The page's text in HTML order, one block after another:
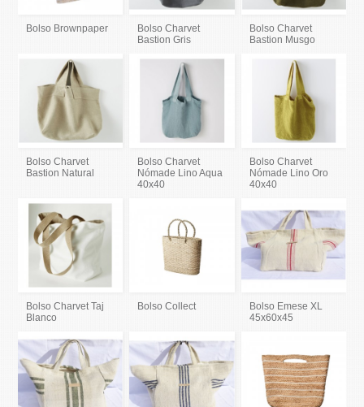
Bolso Brownpaper
Bolso Charvet
Bastion Gris
Bolso Charvet
Bastion Musgo
Bolso Charvet
Bastion Natural
Bolso Charvet
Nómade Lino Aqua
40x40
Bolso Charvet
Nómade Lino Oro
40x40
Bolso Charvet Taj
Blanco
Bolso Collect
Bolso Emese XL
45x60x45